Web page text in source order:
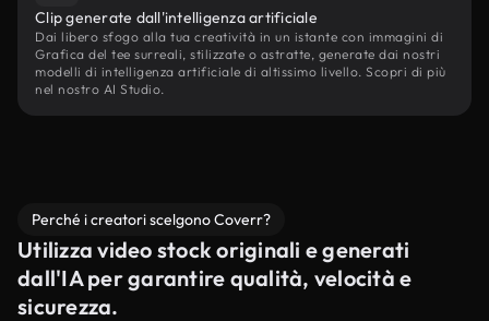
Clip generate dall'intelligenza artificiale
Dai libero sfogo alla tua creatività in un istante con immagini di
Grafica del tee surreali, stilizzate o astratte, generate dai nostri
modelli di intelligenza artificiale di altissimo livello. Scopri di più
nel nostro AI Studio.
Perché i creatori scelgono Coverr?
Utilizza video stock originali e generati
dall'IA per garantire qualità, velocità e
sicurezza.